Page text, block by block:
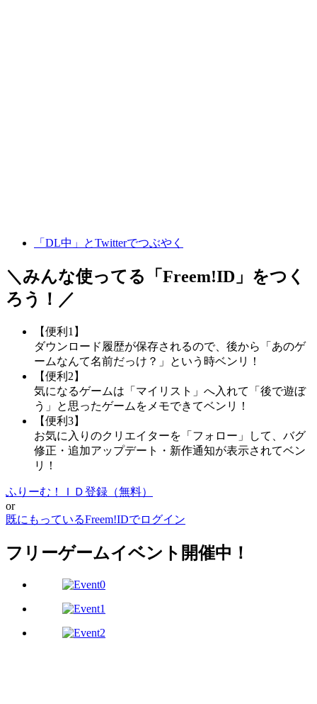
「DL中」とTwitterでつぶやく
＼みんな使ってる「 Freem!ID 」をつく
ろう！／
【便利1】
ダウンロード履歴が保存されるので、後から「あのゲ
ームなんて名前だっけ？」という時ベンリ！
【便利2】
気になるゲームは「マイリスト」へ入れて「後で遊ぼ
う」と思ったゲームをメモできてベンリ！
【便利3】
お気に入りのクリエイターを「フォロー」して、バグ
修正・追加アップデート・新作通知が表示されてベン
リ！
ふりーむ！ＩＤ登録（無料）
or
既にもっているFreem!IDでログイン
フリーゲームイベント開催中！